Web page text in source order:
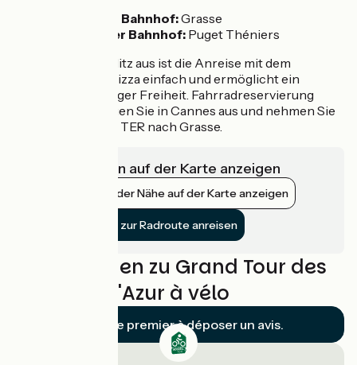
Südlichster Bahnhof:Grasse
Nördlichster Bahnhof: Puget Théniers
Von Paris-Austerlitz aus ist die Anreise mit dem
Nachtzug Paris–Nizza einfach und ermöglicht ein
Abenteuer in völliger Freiheit. Fahrradreservierung
erforderlich. Steigen Sie in Cannes aus und nehmen Sie
anschließend den TER nach Grasse.
Infrastrukturen auf der Karte anzeigen
Bahnhöfe in der Nähe auf der Karte anzeigen
Mit dem Zug zur Radroute anreisen
Bewertungen zu Grand Tour des
Préalpes d'Azur à vélo
Soyez le premier à déposer un avis.